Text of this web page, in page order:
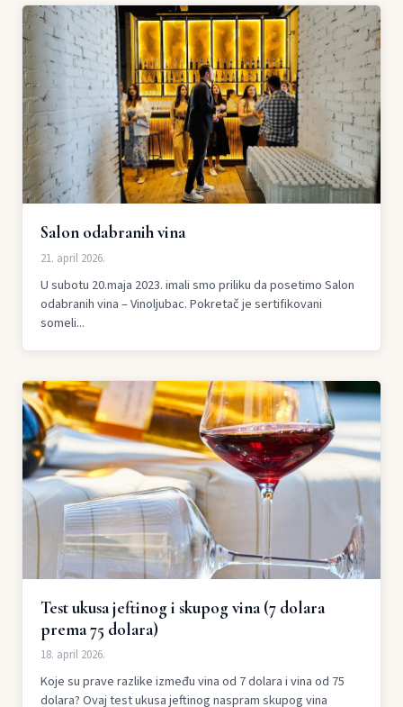
Salon odabranih vina
21. april 2026.
U subotu 20.maja 2023. imali smo priliku da posetimo Salon
odabranih vina – Vinoljubac. Pokretač je sertifikovani
someli...
Test ukusa jeftinog i skupog vina (7 dolara
prema 75 dolara)
18. april 2026.
Koje su prave razlike između vina od 7 dolara i vina od 75
dolara? Ovaj test ukusa jeftinog naspram skupog vina